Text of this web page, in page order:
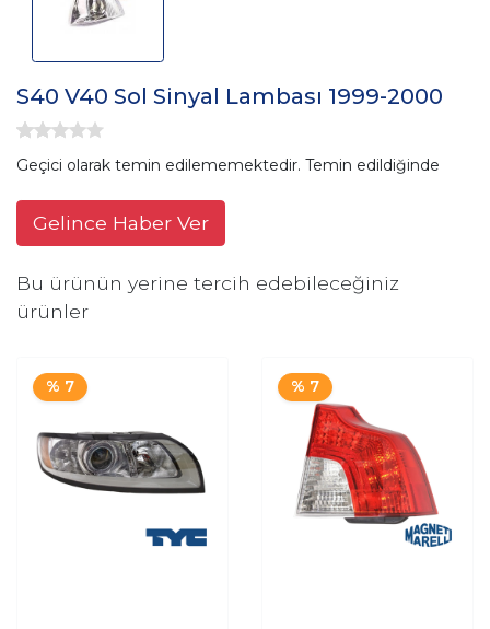
S40 V40 Sol Sinyal Lambası 1999-2000
Geçici olarak temin edilememektedir. Temin edildiğinde
Gelince Haber Ver
Bu ürünün yerine tercih edebileceğiniz
ürünler
% 7 % 7